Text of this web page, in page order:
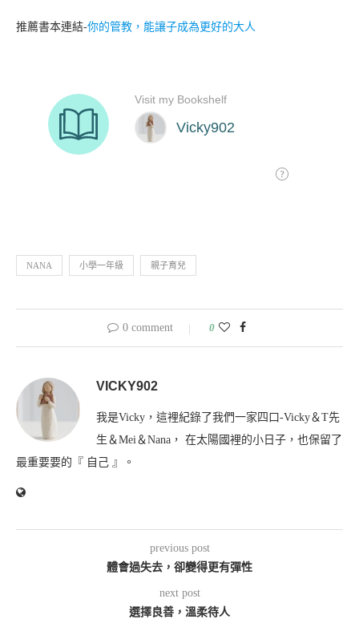
推薦書本連結-你的管教，能讓子成為更好的大人
NANA 小學一年級 親子育兒
0 comment 0
VICKY902
我是Vicky，這裡紀錄了我們一家四口-Vicky＆T先
生＆Mei＆Nana， 在太陽國裡的小日子，也保留了
最重要要的『 自己 』。
previous post
體會過失去，卻變得更有彈性
next post
選擇良善，溫柔待人